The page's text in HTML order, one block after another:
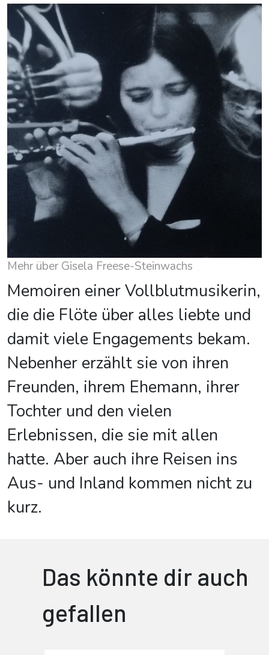
Mehr über Gisela Freese-Steinwachs
Memoiren einer Vollblutmusikerin,
die die Flöte über alles liebte und
damit viele Engagements bekam.
Nebenher erzählt sie von ihren
Freunden, ihrem Ehemann, ihrer
Tochter und den vielen
Erlebnissen, die sie mit allen
hatte. Aber auch ihre Reisen ins
Aus- und Inland kommen nicht zu
kurz.
Das könnte dir auch
gefallen